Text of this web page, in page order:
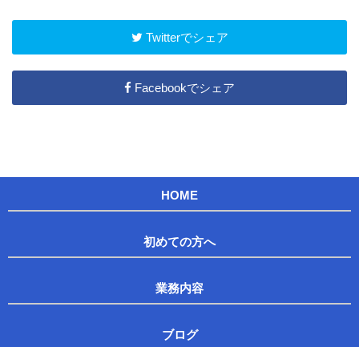
Twitterでシェア
Facebookでシェア
HOME
初めての方へ
業務内容
ブログ